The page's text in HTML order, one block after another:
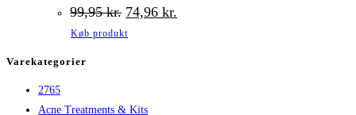
99,95kr. Den
oprindelige
pris
74,96 kr.
aktuelle
Køb produkt
Varekategorier
2765
Acne Treatments & Kits